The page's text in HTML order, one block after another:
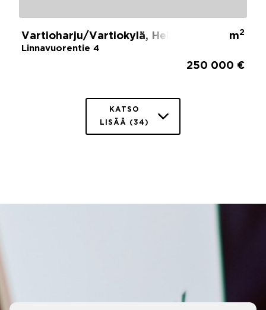
Vartioharju/Vartiokylä, Helsinki
Linnavuorentie 4
m2
250 000 €
KATSO
LISÄÄ (34)